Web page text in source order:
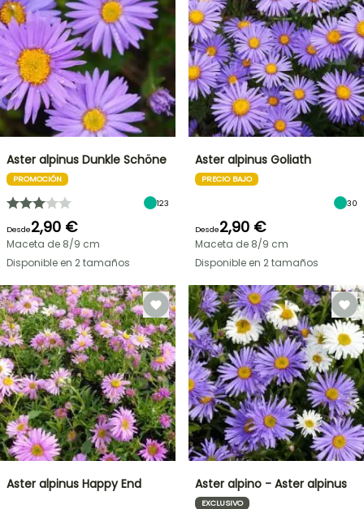
Aster alpinus Dunkle Schöne
PROMOCIÓN
123
Desde2,90 €
Maceta de 8/9 cm
Disponible en 2 tamaños
Aster alpinus Goliath
PRECIO BAJO
30
Desde2,90 €
Maceta de 8/9 cm
Disponible en 2 tamaños
Aster alpinus Happy End Aster alpino - Aster alpinus
EXCLUSIVO